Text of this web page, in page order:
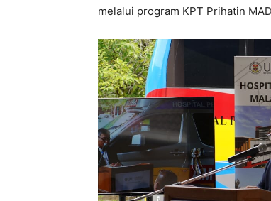
melalui program KPT Prihatin